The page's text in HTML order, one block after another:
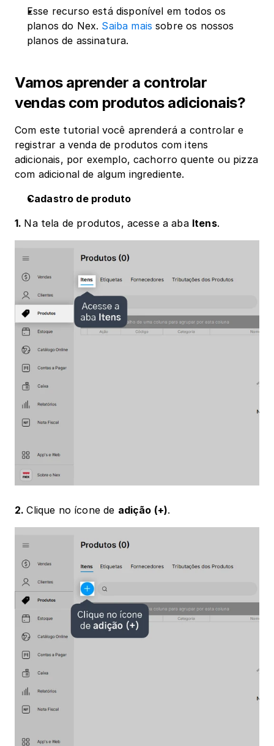
Esse recurso está disponível em todos os
planos do Nex. Saiba mais sobre os nossos
planos de assinatura.
Vamos aprender a controlar
vendas com produtos adicionais?
Com este tutorial você aprenderá a controlar e
registrar a venda de produtos com itens
adicionais, por exemplo, cachorro quente ou pizza
com adicional de algum ingrediente.
Cadastro de produto
1. Na tela de produtos, acesse a aba Itens.
2. Clique no ícone de adição (+).